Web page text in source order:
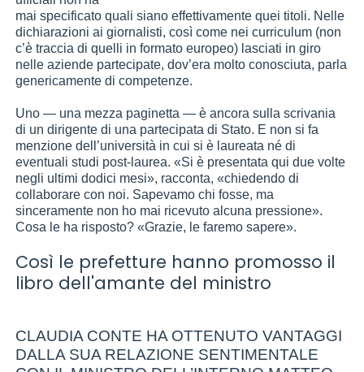
mai specificato quali siano effettivamente quei titoli. Nelle
dichiarazioni ai giornalisti, così come nei curriculum (non
c’è traccia di quelli in formato europeo) lasciati in giro
nelle aziende partecipate, dov’era molto conosciuta, parla
genericamente di competenze.
Uno — una mezza paginetta — è ancora sulla scrivania
di un dirigente di una partecipata di Stato. E non si fa
menzione dell’università in cui si è laureata né di
eventuali studi post-laurea. «Si è presentata qui due volte
negli ultimi dodici mesi», racconta, «chiedendo di
collaborare con noi. Sapevamo chi fosse, ma
sinceramente non ho mai ricevuto alcuna pressione».
Cosa le ha risposto? «Grazie, le faremo sapere».
Così le prefetture hanno promosso il
libro dell'amante del ministro
CLAUDIA CONTE HA OTTENUTO VANTAGGI
DALLA SUA RELAZIONE SENTIMENTALE